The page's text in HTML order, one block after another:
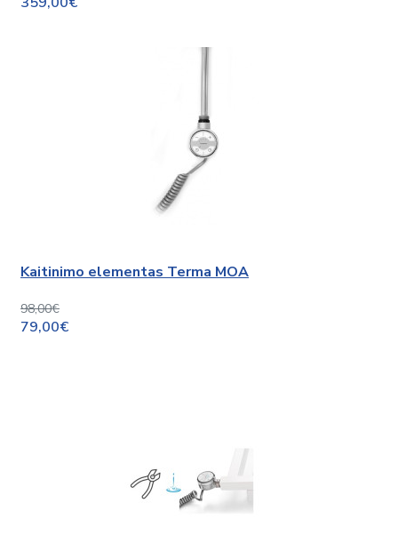
Kaitinimo elementas Terma MOA
98,00€
79,00€